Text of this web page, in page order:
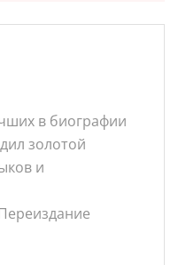
в биографии
золотой
и